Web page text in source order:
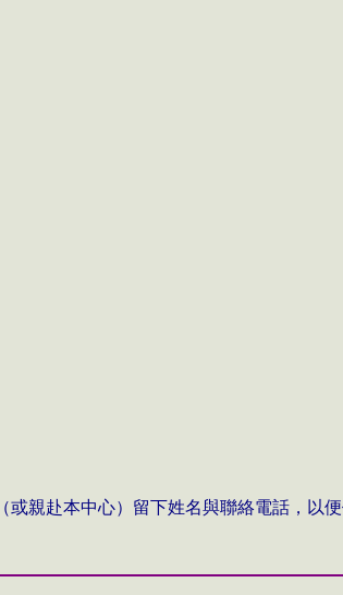
或親赴本中心）留下姓名與聯絡電話，以